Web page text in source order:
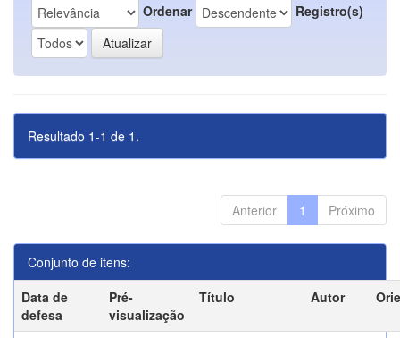
Ordenar Registro(s)
Resultado 1-1 de 1.
Anterior 1 Próximo
Conjunto de itens:
Data de
defesa
Pré-
visualização
Título Autor